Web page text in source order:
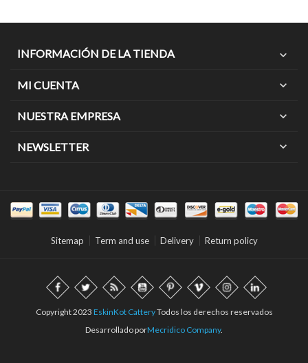
INFORMACIÓN DE LA TIENDA expand_more
MI CUENTA expand_more
NUESTRA EMPRESA expand_more
NEWSLETTER expand_more
Sitemap Term and use Delivery Return policy
Copyright 2023 EskinKot CatteryTodos los derechos reservados
Desarrollado porMecridico Company.